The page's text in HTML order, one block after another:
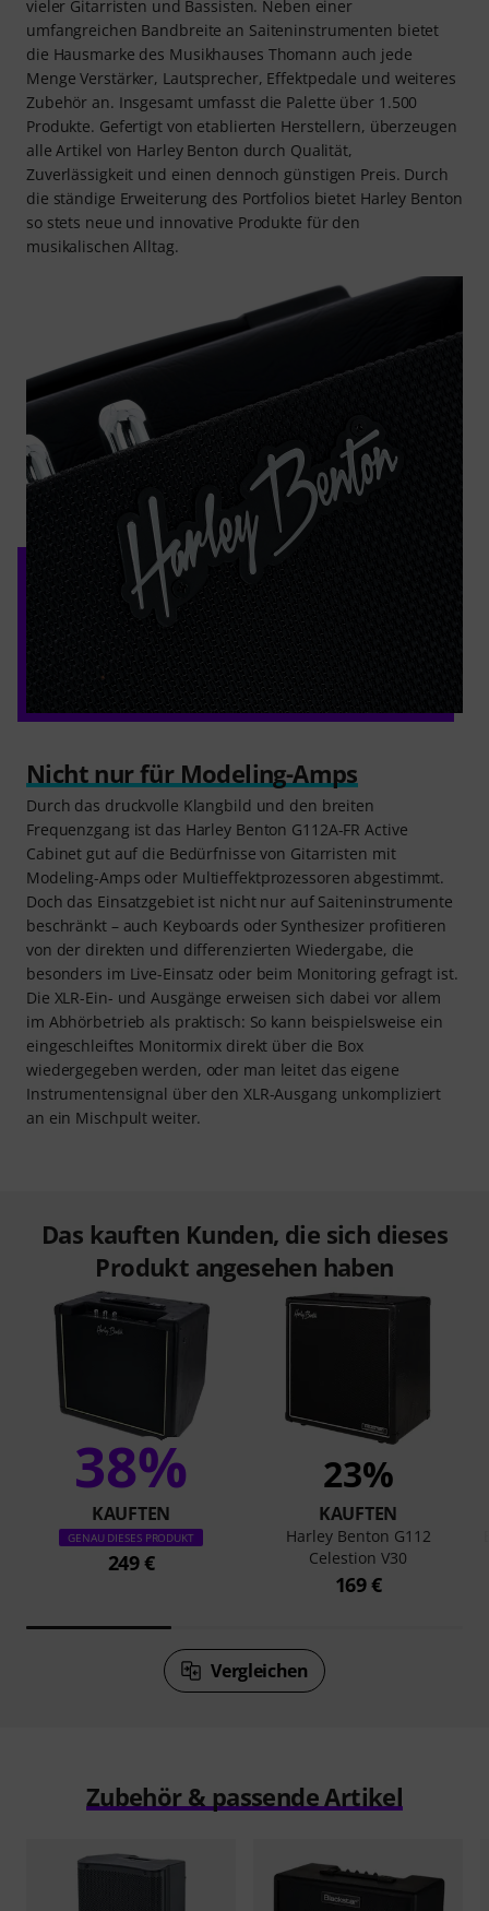
vieler Gitarristen und Bassisten. Neben einer
umfangreichen Bandbreite an Saiteninstrumenten bietet
die Hausmarke des Musikhauses Thomann auch jede
Menge Verstärker, Lautsprecher, Effektpedale und weiteres
Zubehör an. Insgesamt umfasst die Palette über 1.500
Produkte. Gefertigt von etablierten Herstellern, überzeugen
alle Artikel von Harley Benton durch Qualität,
Zuverlässigkeit und einen dennoch günstigen Preis. Durch
die ständige Erweiterung des Portfolios bietet Harley Benton
so stets neue und innovative Produkte für den
musikalischen Alltag.
Nicht nur für Modeling-Amps
Durch das druckvolle Klangbild und den breiten
Frequenzgang ist das Harley Benton G112A-FR Active
Cabinet gut auf die Bedürfnisse von Gitarristen mit
Modeling-Amps oder Multieffektprozessoren abgestimmt.
Doch das Einsatzgebiet ist nicht nur auf Saiteninstrumente
beschränkt – auch Keyboards oder Synthesizer profitieren
von der direkten und differenzierten Wiedergabe, die
besonders im Live-Einsatz oder beim Monitoring gefragt ist.
Die XLR-Ein- und Ausgänge erweisen sich dabei vor allem
im Abhörbetrieb als praktisch: So kann beispielsweise ein
eingeschleiftes Monitormix direkt über die Box
wiedergegeben werden, oder man leitet das eigene
Instrumentensignal über den XLR-Ausgang unkompliziert
an ein Mischpult weiter.
Das kauften Kunden, die sich dieses
Produkt angesehen haben
38%
KAUFTEN
GENAU DIESES PRODUKT
249 €
23%
KAUFTEN
Harley Benton G112
Celestion V30
169 €
Vergleichen
Zubehör & passende Artikel